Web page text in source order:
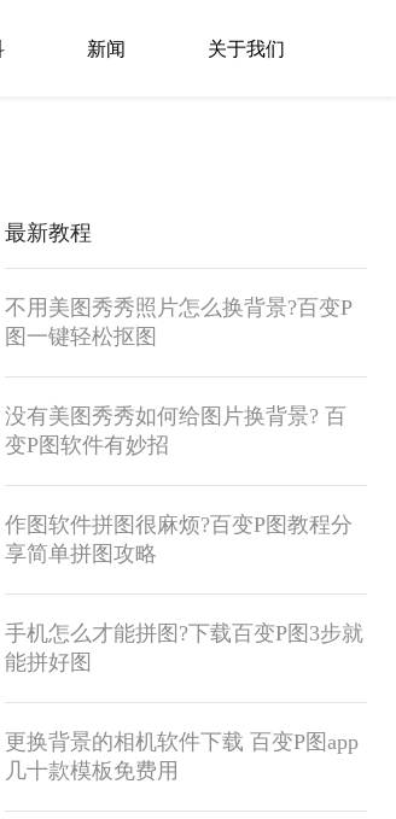
新闻 关于我们
最新教程
不用美图秀秀照片怎么换背景?百变P
图一键轻松抠图
没有美图秀秀如何给图片换背景? 百
变P图软件有妙招
作图软件拼图很麻烦?百变P图教程分
享简单拼图攻略
手机怎么才能拼图?下载百变P图3步就
能拼好图
更换背景的相机软件下载 百变P图app
几十款模板免费用